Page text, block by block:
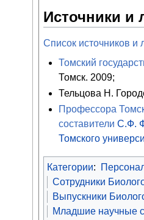
Источники и
Список источников
Томский
Томск. 2009;
Тельцова Н.
Профессора
составителиС.Ф.
Томского
Категории:
Сотрудники
Выпускники
Младшие научные